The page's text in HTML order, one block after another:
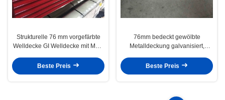
Strukturelle 76 mm vorgefärbte
Welldecke GI Welldecke mit Matt-
Beste Preis
76mm bedeckt gewölbte
Metalldeckung galvanisiert,
Beste Preis